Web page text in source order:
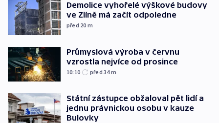
Demolice vyhořelé výškové budovy
ve Zlíně má začít odpoledne
před 20 m
Průmyslová výroba v červnu
vzrostla nejvíce od prosince
10:10 před 34m
Státní zástupce obžaloval pět lidí a
jednu právnickou osobu v kauze
Bulovky